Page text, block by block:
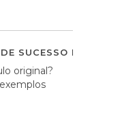
SUCESSO DE
original?